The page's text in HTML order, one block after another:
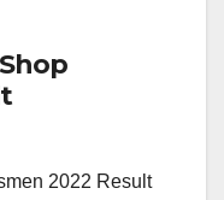
2022 Result